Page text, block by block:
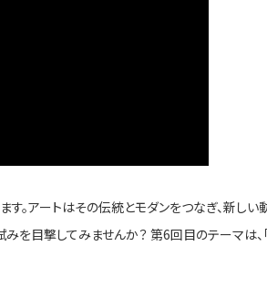
アートはその伝統とモダンをつなぎ、新し
を目撃してみませんか？ 第6回目のテーマは、